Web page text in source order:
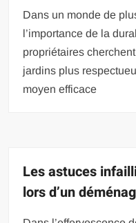
Dans un monde de
l’importance de la
propriétaires
jardins plus
moyen efficace
Les astuces
lors d’un